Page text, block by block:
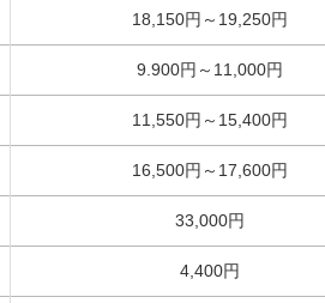
18,150円～19,250円
9.900円～11,000円
11,550円～15,400円
16,500円～17,600円
33,000円
4,400円